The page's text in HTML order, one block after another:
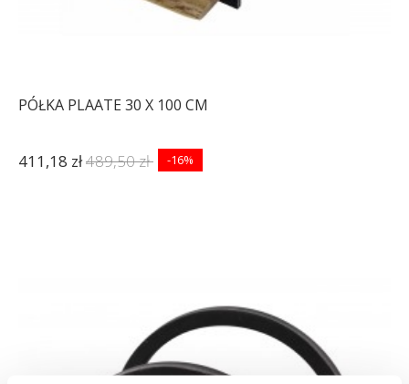
PÓŁKA PLAATE 30 X 100 CM
411,18 zł489,50 zł -16%